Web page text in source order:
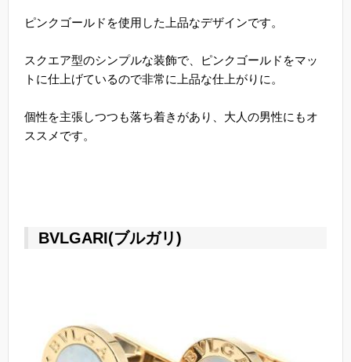
ピンクゴールドを使用した上品なデザインです。
スクエア型のシンプルな装飾で、ピンクゴールドをマッ
トに仕上げているので非常に上品な仕上がりに。
個性を主張しつつも落ち着きがあり、大人の男性にもオ
ススメです。
BVLGARI(ブルガリ)